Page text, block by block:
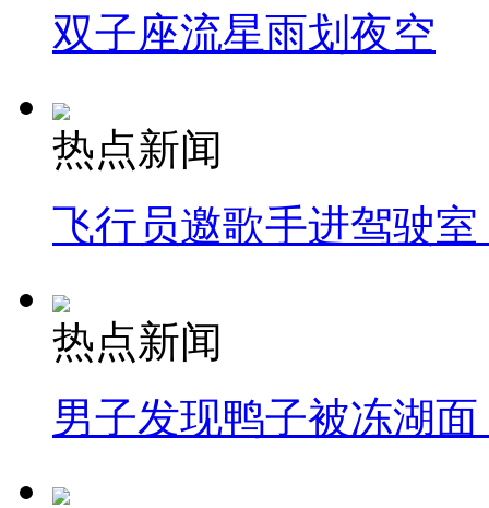
双子座流星雨划夜空
热点新闻
飞行员邀歌手进驾驶
热点新闻
男子发现鸭子被冻湖